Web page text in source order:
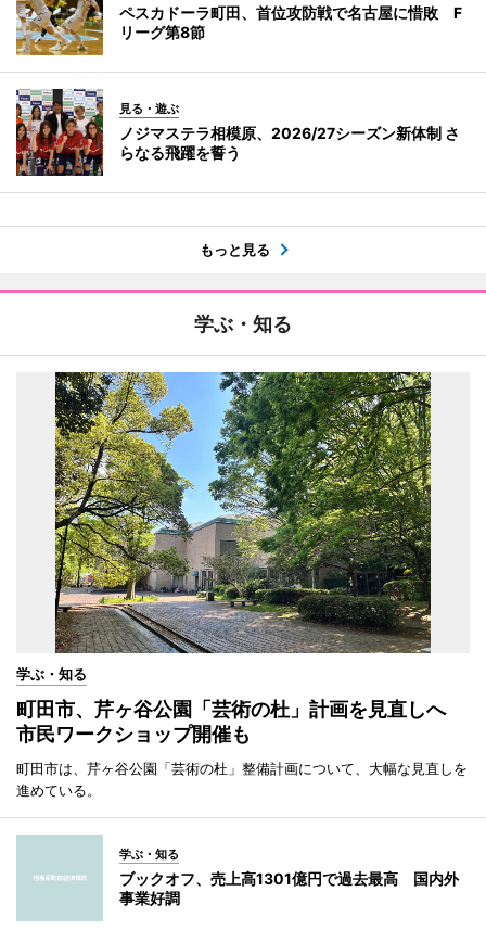
ペスカドーラ町田、首位攻防戦で名古屋に惜敗 F
リーグ第8節
見る・遊ぶ
ノジマステラ相模原、2026/27シーズン新体制 さ
らなる飛躍を誓う
もっと見る
学ぶ・知る
学ぶ・知る
町田市、芹ヶ谷公園「芸術の杜」計画を見直しへ
市民ワークショップ開催も
町田市は、芹ヶ谷公園「芸術の杜」整備計画について、大幅な見直しを
進めている。
学ぶ・知る
ブックオフ、売上高1301億円で過去最高 国内外
事業好調